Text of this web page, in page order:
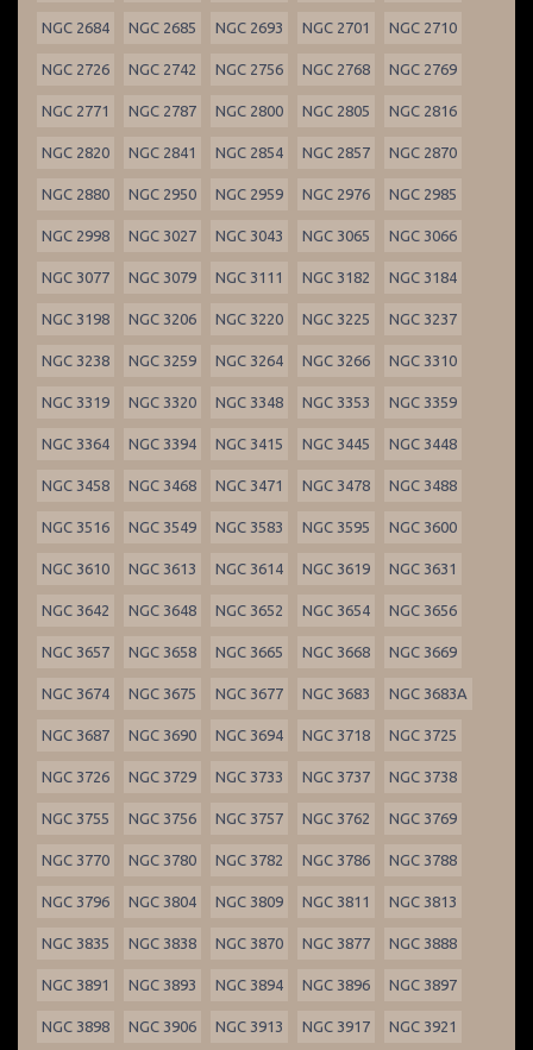
NGC 2684 NGC 2685 NGC 2693 NGC 2701 NGC 2710
NGC 2726 NGC 2742 NGC 2756 NGC 2768 NGC 2769
NGC 2771 NGC 2787 NGC 2800 NGC 2805 NGC 2816
NGC 2820 NGC 2841 NGC 2854 NGC 2857 NGC 2870
NGC 2880 NGC 2950 NGC 2959 NGC 2976 NGC 2985
NGC 2998 NGC 3027 NGC 3043 NGC 3065 NGC 3066
NGC 3077 NGC 3079 NGC 3111 NGC 3182 NGC 3184
NGC 3198 NGC 3206 NGC 3220 NGC 3225 NGC 3237
NGC 3238 NGC 3259 NGC 3264 NGC 3266 NGC 3310
NGC 3319 NGC 3320 NGC 3348 NGC 3353 NGC 3359
NGC 3364 NGC 3394 NGC 3415 NGC 3445 NGC 3448
NGC 3458 NGC 3468 NGC 3471 NGC 3478 NGC 3488
NGC 3516 NGC 3549 NGC 3583 NGC 3595 NGC 3600
NGC 3610 NGC 3613 NGC 3614 NGC 3619 NGC 3631
NGC 3642 NGC 3648 NGC 3652 NGC 3654 NGC 3656
NGC 3657 NGC 3658 NGC 3665 NGC 3668 NGC 3669
NGC 3674 NGC 3675 NGC 3677 NGC 3683 NGC 3683A
NGC 3687 NGC 3690 NGC 3694 NGC 3718 NGC 3725
NGC 3726 NGC 3729 NGC 3733 NGC 3737 NGC 3738
NGC 3755 NGC 3756 NGC 3757 NGC 3762 NGC 3769
NGC 3770 NGC 3780 NGC 3782 NGC 3786 NGC 3788
NGC 3796 NGC 3804 NGC 3809 NGC 3811 NGC 3813
NGC 3835 NGC 3838 NGC 3870 NGC 3877 NGC 3888
NGC 3891 NGC 3893 NGC 3894 NGC 3896 NGC 3897
NGC 3898 NGC 3906 NGC 3913 NGC 3917 NGC 3921